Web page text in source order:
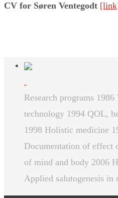
CV for Søren Ventegodt
Research programs
technology 1994 QOL,
1998 Holistic medicine
Documentation of effect
of mind and body 2006
Applied salutogenesis in